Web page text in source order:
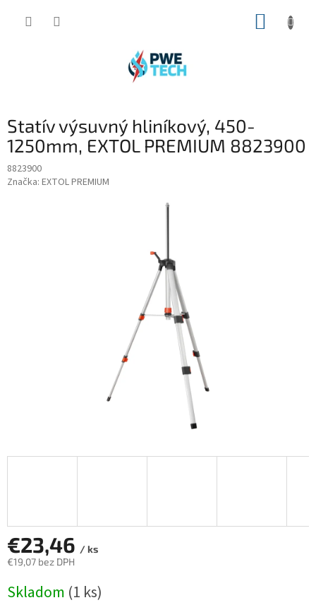
Statív výsuvný hliníkový, 450-
1250mm, EXTOL PREMIUM 8823900
8823900
Značka: EXTOL PREMIUM
€23,46 / ks
€19,07 bez DPH
cena:
Skladom (1 ks)